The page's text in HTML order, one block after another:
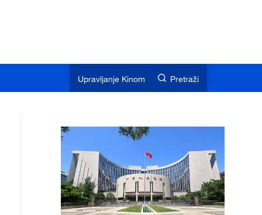
Upravljanje Kinom Pretraži